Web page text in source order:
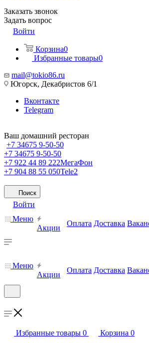
Заказать звонок
Задать вопрос
Войти
Корзина0
Избранные товары0
mail@tokio86.ru
Югорск, Декабристов 6/1
Вконтакте
Telegram
Ваш домашний ресторан
+7 34675 9-50-50
+7 34675 9-50-50
+7 922 44 89 222МегаФон
+7 904 88 55 050Tele2
Поиск
Войти
Меню
Акции
Оплата Доставка
Меню
Акции
Оплата Доставка
Избранные товары 0 Корзина 0